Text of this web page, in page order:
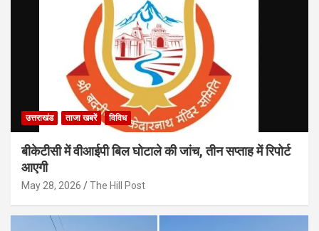
उत्तराखंड ताजा खबरें विविध
बीकेटीसी में वीआईपी बिल घोटाले की जांच, तीन सप्ताह में रिपोर्ट
आएगी
May 28, 2026 The Hill Post